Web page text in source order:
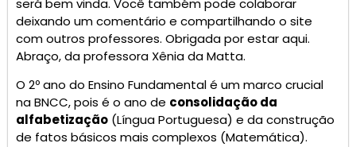
será bem vinda. Você também pode colaborar
deixando um comentário e compartilhando o site
com outros professores. Obrigada por estar aqui.
Abraço, da professora Xênia da Matta.
O 2º ano do Ensino Fundamental é um marco crucial
na BNCC, pois é o ano de consolidação da
alfabetização (Língua Portuguesa) e da construção
de fatos básicos mais complexos (Matemática).